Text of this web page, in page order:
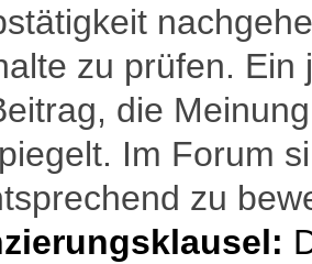
zu prüfen.
die
Im Forum
zu